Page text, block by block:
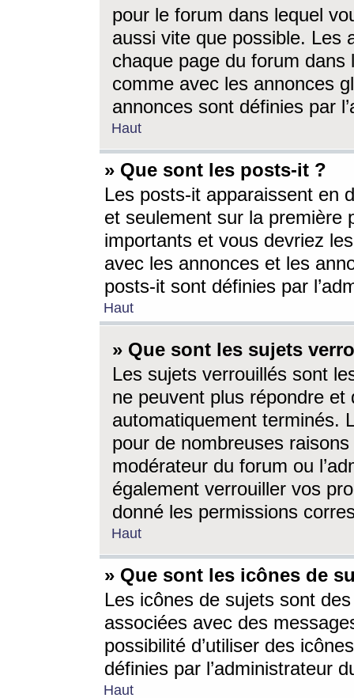
pour le forum dans lequel
aussi vite que possible. Les
chaque page du forum dans
comme avec les annonces
annonces sont définies par
Haut
» Que sont les posts-it ?
Les posts-it apparaissent en
et seulement sur la première
importants et vous devriez
avec les annonces et les
posts-it sont définies par
Haut
» Que sont les sujets
Les sujets verrouillés sont
ne peuvent plus répondre
automatiquement terminés.
pour de nombreuses
modérateur du forum ou
également verrouiller vos
donné les permissions
Haut
» Que sont les icônes de
Les icônes de sujets sont
associées avec des
possibilité d’utiliser des
définies par l’administrateur
Haut